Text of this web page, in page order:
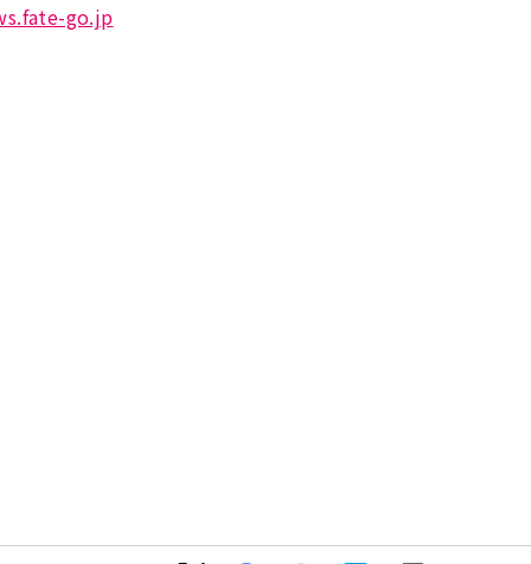
go.jp